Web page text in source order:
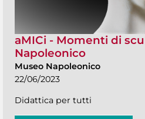
aMICi - Momenti di
Napoleonico
Museo Napoleonico
22/06/2023
Didattica per tutti